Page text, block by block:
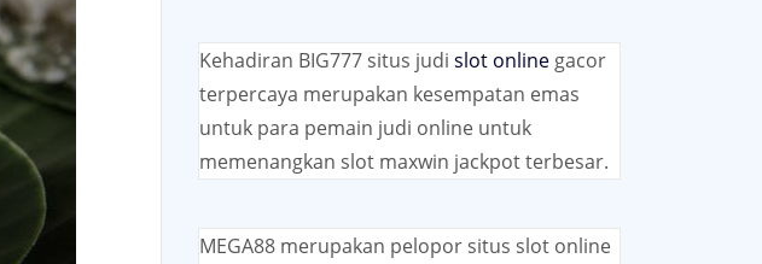
Kehadiran BIG777 situs judi slot online gacor
terpercaya merupakan kesempatan emas
untuk para pemain judi online untuk
memenangkan slot maxwin jackpot terbesar.
MEGA88 merupakan pelopor situs slot online